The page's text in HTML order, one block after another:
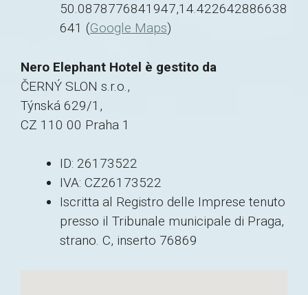
50.0878776841947,14.422642886638
641 (Google Maps)
Nero Elephant Hotel è gestito da
ČERNÝ SLON s.r.o.,
Týnská 629/1,
CZ 110 00 Praha 1
ID: 26173522
IVA: CZ26173522
Iscritta al Registro delle Imprese tenuto
presso il Tribunale municipale di Praga,
strano. C, inserto 76869